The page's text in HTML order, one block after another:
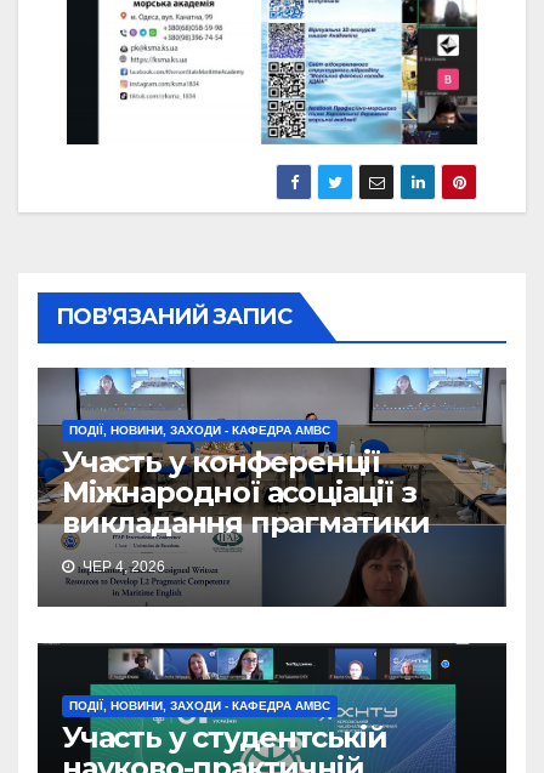
ПОВ’ЯЗАНИЙ ЗАПИС
ПОДІЇ, НОВИНИ, ЗАХОДИ - КАФЕДРА АМВС
Участь у конференції
Міжнародної асоціації з
викладання прагматики
ЧЕР 4, 2026
ПОДІЇ, НОВИНИ, ЗАХОДИ - КАФЕДРА АМВС
Участь у студентській